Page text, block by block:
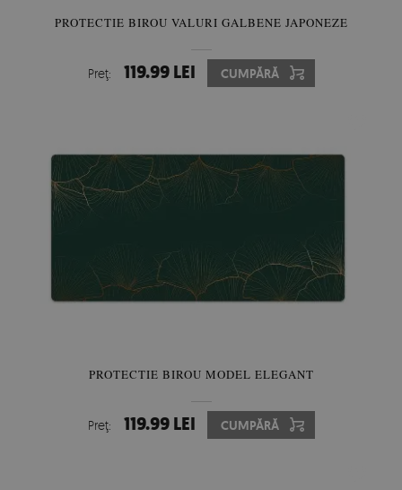
PROTECTIE BIROU VALURI GALBENE JAPONEZE
Preţ: 119.99 LEI CUMPĂRĂ
PROTECTIE BIROU MODEL ELEGANT
Preţ: 119.99 LEI CUMPĂRĂ